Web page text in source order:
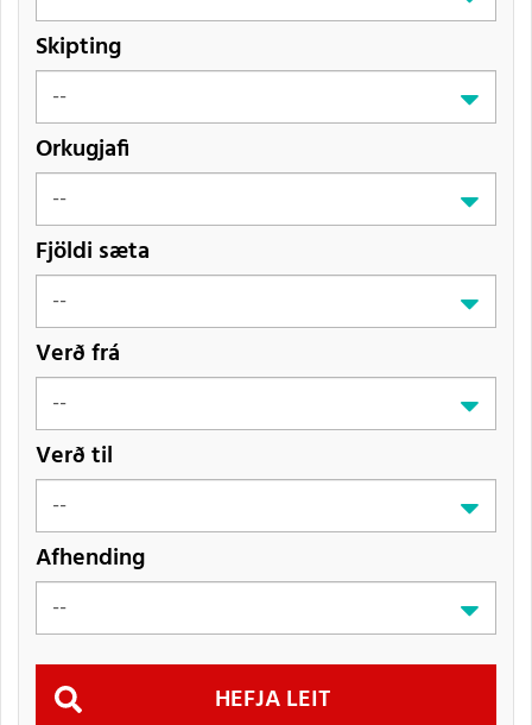
Skipting
Orkugjafi
Fjöldi sæta
Verð frá
Verð til
Afhending